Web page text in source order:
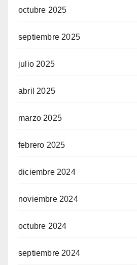
octubre 2025
septiembre 2025
julio 2025
abril 2025
marzo 2025
febrero 2025
diciembre 2024
noviembre 2024
octubre 2024
septiembre 2024